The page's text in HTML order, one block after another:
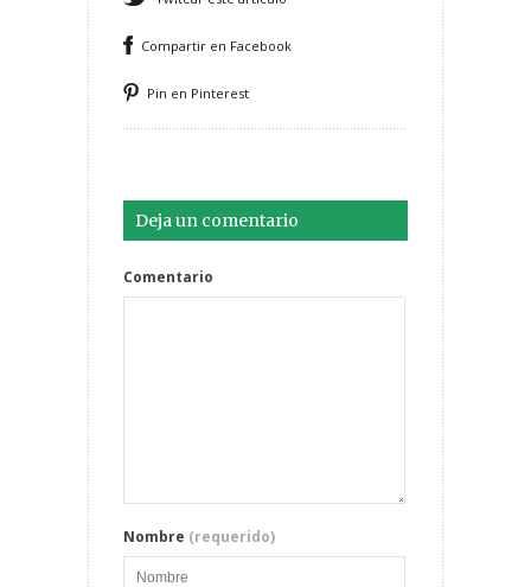
Compartir en Facebook
Pin en Pinterest
Deja un comentario
Comentario
Nombre (requerido)